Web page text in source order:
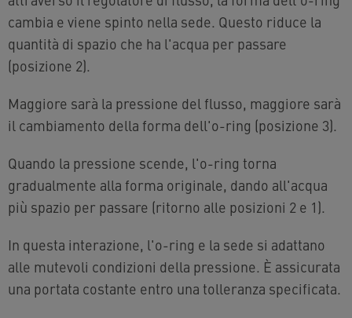
cambia e viene spinto nella sede. Questo riduce la
quantità di spazio che ha l'acqua per passare
(posizione 2).
Maggiore sarà la pressione del flusso, maggiore sarà
il cambiamento della forma dell'o-ring (posizione 3).
Quando la pressione scende, l'o-ring torna
gradualmente alla forma originale, dando all'acqua
più spazio per passare (ritorno alle posizioni 2 e 1).
In questa interazione, l'o-ring e la sede si adattano
alle mutevoli condizioni della pressione. È assicurata
una portata costante entro una tolleranza specificata.